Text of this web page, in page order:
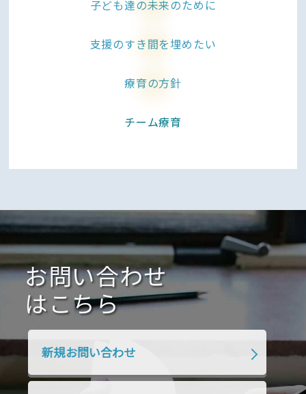
子ども達の未来のために
支援のすき間 を埋めたい
療育の方針
チーム療育
お問い合わせ
はこちら
新規お問い合わせ